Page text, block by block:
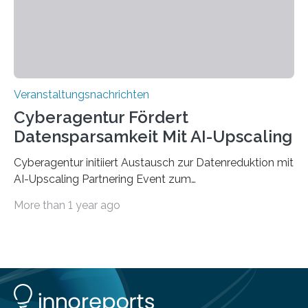
Veranstaltungsnachrichten
Cyberagentur Fördert
Datensparsamkeit Mit AI-Upscaling
Cyberagentur initiiert Austausch zur Datenreduktion mit
AI-Upscaling Partnering Event zum
innovative DatenverarbeitungDie Agentur für
Entwicklung von Technologien zur gezielten
Datenreduktion und Rekonstruktion in schwierigen
More than 1 year ago